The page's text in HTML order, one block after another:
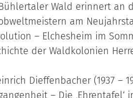
Wald erinnert an
am
– Elchesheim im
der Waldkolonien
Dieffenbacher (1937 –
– Die